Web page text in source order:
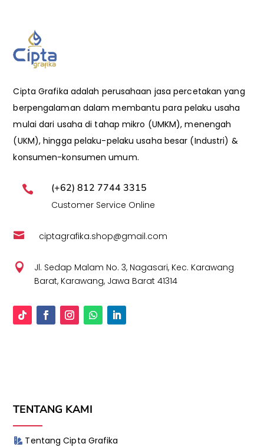
Cipta Grafika adalah perusahaan jasa percetakan yang
berpengalaman dalam membantu para pelaku usaha
mulai dari usaha di tahap mikro (UMKM), menengah
(UKM), hingga pelaku-pelaku usaha besar (Industri) &
konsumen-konsumen umum.
 (+62) 812 7744 3315
Customer Service Online
 ciptagrafika.shop@gmail.com

Jl. Sedap Malam No. 3, Nagasari, Kec. Karawang
Barat, Karawang, Jawa Barat 41314
TENTANG KAMI
Tentang Cipta Grafika